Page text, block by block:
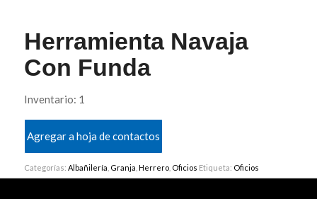
Herramienta Navaja
Con Funda
Inventario: 1
Agregar a hoja de contactos
Categorías: Albañilería Granja Herrero, Oficios Etiqueta: Oficios